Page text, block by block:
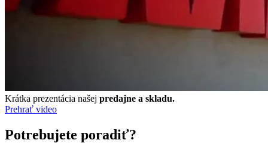
Krátka prezentácia našej predajne a skladu.
Prehrať video
Potrebujete poradiť?